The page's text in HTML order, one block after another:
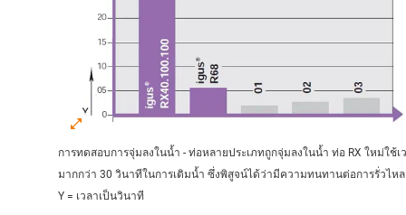
การทดสอบการจุ่มลงในน้ำ - ท่อหลายประเภทถูกจุ่มลงในน้ำ ท่อ RX ใหม่ใช้เ
มากกว่า 30 วินาทีในการเติมน้ำ ซึ่งพิสูจน์ได้ว่ามีความทนทานต่อการรั่วไหล
Y = เวลาเป็นวินาที